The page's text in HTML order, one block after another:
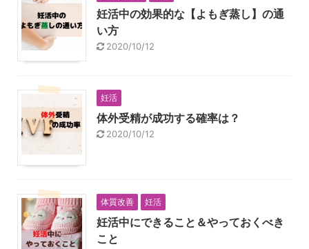
妊活中の効果的な【よもぎ蒸し】の通
い方
2020/10/12
妊活
体外受精が成功する確率は？
2020/10/12
体質改善 妊活
妊活中にできること＆やっておくべき
こと